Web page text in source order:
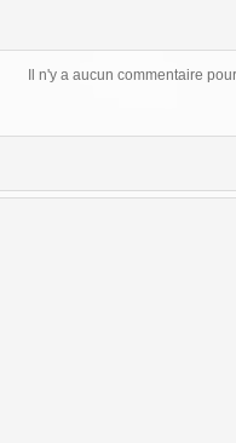
Il n'y a aucun commentaire